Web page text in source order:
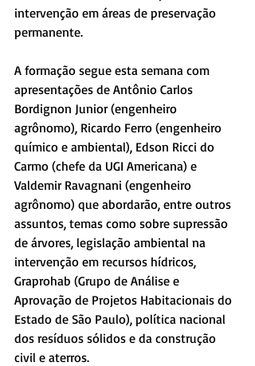
intervenção em áreas de preservação
permanente.
A formação segue esta semana com
apresentações de Antônio Carlos
Bordignon Junior (engenheiro
agrônomo), Ricardo Ferro (engenheiro
químico e ambiental), Edson Ricci do
Carmo (chefe da UGI Americana) e
Valdemir Ravagnani (engenheiro
agrônomo) que abordarão, entre outros
assuntos, temas como sobre supressão
de árvores, legislação ambiental na
intervenção em recursos hídricos,
Graprohab (Grupo de Análise e
Aprovação de Projetos Habitacionais do
Estado de São Paulo), política nacional
dos resíduos sólidos e da construção
civil e aterros.